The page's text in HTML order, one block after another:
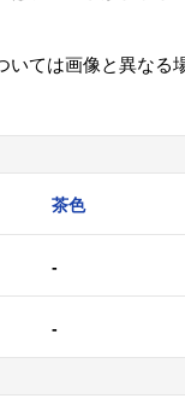
いては画像と異なる
茶色
-
-